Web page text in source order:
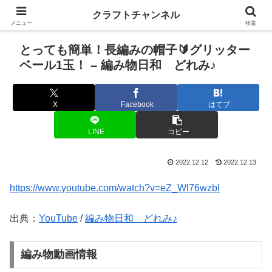
とっても簡単！長編みの帽子🔰グリッター
ベール1玉！ – 編み物日和 どれみ♪
X Facebook はてブ
LINE コピー
2022.12.12 2022.12.13
https://www.youtube.com/watch?v=eZ_Wl76wzbI
出典： YouTube /編み物日和 どれみ♪
編み物動画情報
メニュー
クラフトチャンネル
検索